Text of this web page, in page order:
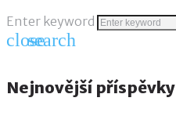
Enter keyword
closesearch
Nejnovější příspěvky